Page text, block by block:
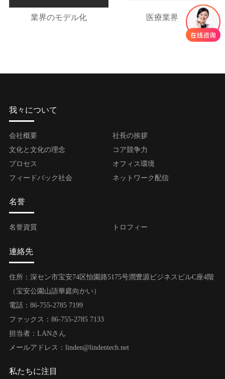
業界のモデル化 医療業界
我々について
会社概要
社長の挨拶
文化と文化の理念
コア競争力
プロセス
オフィス環境
フィードバック社会
ネットワーク配信
名誉
名誉資質 トロフィー
連絡先
住所：深セン市宝安74区怡園路5175号潤豊源ビジネスビルC座4階
（宝安公園山語華庭向かい）
電話：86-755-2785 7199
ファックス：86-755-2785 7133
担当者：LANさん
メールアドレス：linden@lindentech.net
私たちに注目